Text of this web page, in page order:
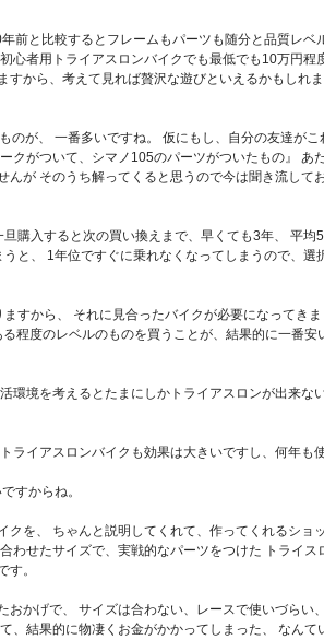
前と比較するとフレームもパーツも随分と品質レベ
心者用トライアスロンバイクでも最低でも10万円程
から、考えて見れば贅沢な遊びといえるかもしれま
のが、 一番多いですね。 仮にもし、自分の友達がこ
クがついて、シマノ105のパーツがついたもの』 あ
んが そのうち解ってくると思うので今は聞き流して
購入すると次の買い換えまで、早くても3年、 平均5
と、 1年位ですぐに乗れなくなってしまうので、選
すから、 それに見合ったバイクが必要になってきま
程度のレベルのものを買うことが、結果的に一番安
環境を考えるとたまにしかトライアスロンが出来な
ライアスロンバイクも効果は大きいですし、何年も
すからね。
を、 ちゃんと説明してくれて、作ってくれるショッ
わせたサイズで、実戦的なパーツをつけた トライス
す。
かげで、 サイズは合わない、レースで使いづらい、
、結果的に物凄くお金がかかってしまった、 なんて